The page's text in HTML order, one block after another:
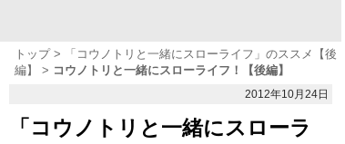
トップ
「コウノトリと一緒にスローライフ」のススメ【後
編】
コウノトリと一緒にスローライフ！【後編】
2012年10月24日
「コウノトリと一緒にスローラ